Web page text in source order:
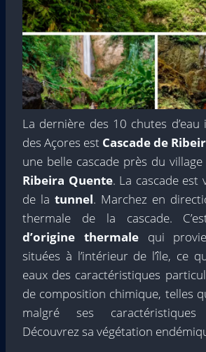
La dernière des 10 chutes
des Açores est Cascade de
une belle cascade près du
Ribeira Quente. La cascade est
de la tunnel. Marchez en
thermale de la cascade.
d’origine thermalequi
situées à l’intérieur de l’île, ce
eaux des caractéristiques
de composition chimique, telles
malgré ses caractéristiques
Découvrez sa végétation